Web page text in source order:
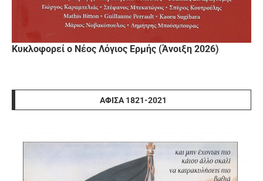
Κυκλοφορεί ο Νέος Λόγιος Ερμής (Άνοιξη 2026)
ΑΦΊΣΑ 1821-2021